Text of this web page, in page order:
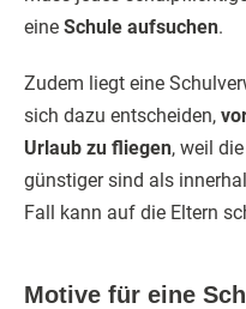
eine Schule aufsuchen.
Zudem liegt eine
sich dazu entscheiden,
Urlaub zu fliegen, weil
günstiger sind als
Fall kann auf die Eltern
Motive für eine